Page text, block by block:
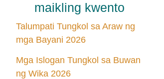
maikling kwento
Talumpati Tungkol sa Araw ng
mga Bayani 2026
Mga Islogan Tungkol sa Buwan
ng Wika 2026